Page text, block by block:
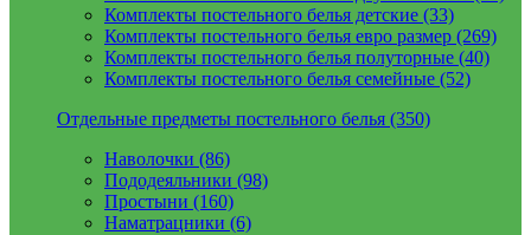
Комплекты постельного белья детские (33)
Комплекты постельного белья евро размер (269)
Комплекты постельного белья полуторные (40)
Комплекты постельного белья семейные (52)
Отдельные предметы постельного белья (350)
Наволочки (86)
Пододеяльники (98)
Простыни (160)
Наматрацники (6)